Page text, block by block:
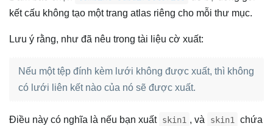
kết cấu không tạo một trang atlas riêng cho mỗi thư mục.
Lưu ý rằng, như đã nêu trong tài liệu cờ xuất:
Nếu một tệp đính kèm lưới không được xuất, thì không
có lưới liên kết nào của nó sẽ được xuất.
Điều này có nghĩa là nếu bạn xuất skin1 , và skin1
chứa